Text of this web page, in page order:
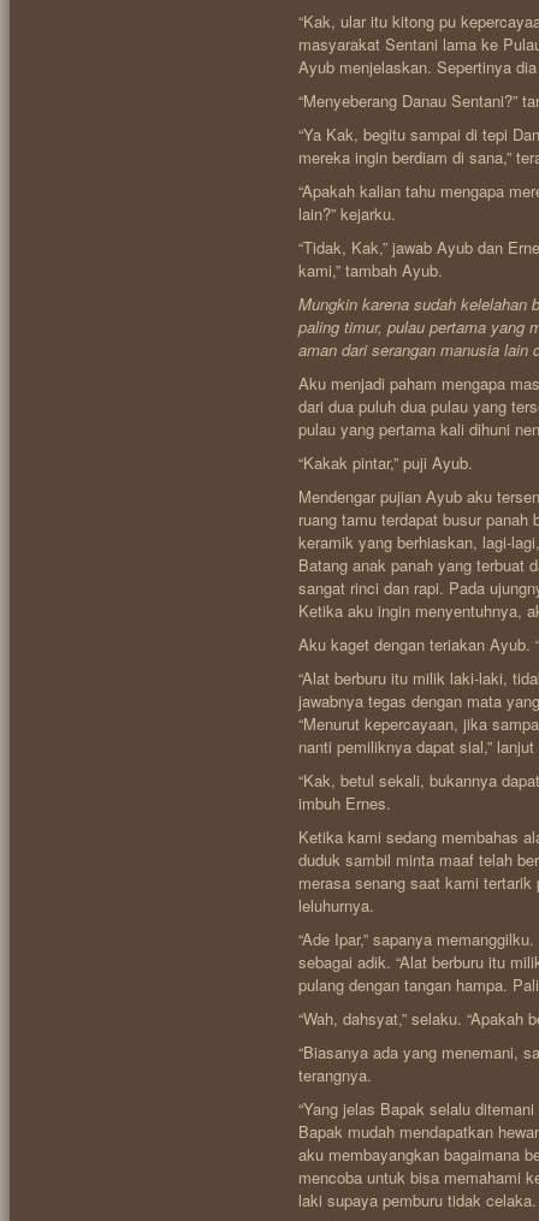
“Kak, ular itu kitong pu
masyarakat Sentani lama ke
Ayub menjelaskan. Sepertinya
“Menyeberang Danau Sentani?”
“Ya Kak, begitu sampai di tepi
mereka ingin berdiam di sana,”
“Apakah kalian tahu mengapa
lain?” kejarku.
“Tidak, Kak,” jawab Ayub dan
kami,” tambah Ayub.
Mungkin karena sudah kelelahan
paling timur, pulau pertama yang
aman dari serangan manusia lain
Aku menjadi paham mengapa
dari dua puluh dua pulau yang
pulau yang pertama kali dihuni
“Kakak pintar,” puji Ayub.
Mendengar pujian Ayub aku
ruang tamu terdapat busur panah
keramik yang berhiaskan, lagi-
Batang anak panah yang terbuat
sangat rinci dan rapi. Pada
Ketika aku ingin menyentuhnya,
Aku kaget dengan teriakan Ayub.
“Alat berburu itu milik laki-laki,
jawabnya tegas dengan mata
“Menurut kepercayaan, jika
nanti pemiliknya dapat sial,”
“Kak, betul sekali, bukannya
imbuh Ernes.
Ketika kami sedang membahas
duduk sambil minta maaf telah
merasa senang saat kami
leluhurnya.
“Ade Ipar,” sapanya
sebagai adik. “Alat berburu itu
pulang dengan tangan hampa.
“Wah, dahsyat,” selaku. “Apakah
“Biasanya ada yang menemani,
terangnya.
“Yang jelas Bapak selalu
Bapak mudah mendapatkan
aku membayangkan bagaimana
mencoba untuk bisa memahami
laki supaya pemburu tidak celaka.